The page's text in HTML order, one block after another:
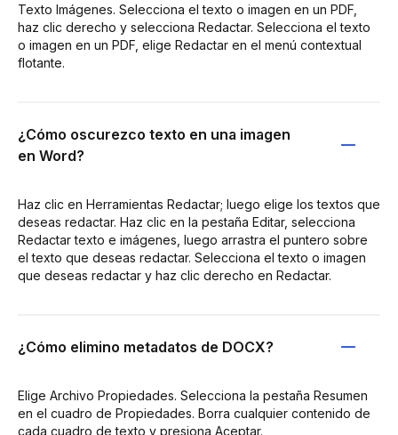
Texto Imágenes. Selecciona el texto o imagen en un PDF,
haz clic derecho y selecciona Redactar. Selecciona el texto
o imagen en un PDF, elige Redactar en el menú contextual
flotante.
¿Cómo oscurezco texto en una imagen
en Word?
Haz clic en Herramientas Redactar; luego elige los textos que
deseas redactar. Haz clic en la pestaña Editar, selecciona
Redactar texto e imágenes, luego arrastra el puntero sobre
el texto que deseas redactar. Selecciona el texto o imagen
que deseas redactar y haz clic derecho en Redactar.
¿Cómo elimino metadatos de DOCX?
Elige Archivo Propiedades. Selecciona la pestaña Resumen
en el cuadro de Propiedades. Borra cualquier contenido de
cada cuadro de texto y presiona Aceptar.